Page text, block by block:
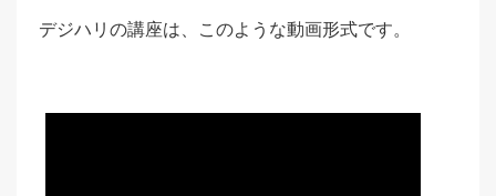
デジハリの講座は、このような動画形式です。